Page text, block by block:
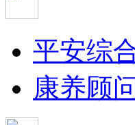
平安综
康养顾